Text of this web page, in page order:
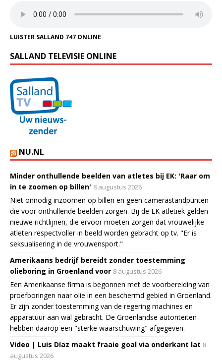
LUISTER SALLAND 747 ONLINE
SALLAND TELEVISIE ONLINE
NU.NL
Minder onthullende beelden van atletes bij EK: 'Raar om
in te zoomen op billen' 8 augustus 2026
Niet onnodig inzoomen op billen en geen camerastandpunten
die voor onthullende beelden zorgen. Bij de EK atletiek gelden
nieuwe richtlijnen, die ervoor moeten zorgen dat vrouwelijke
atleten respectvoller in beeld worden gebracht op tv. "Er is
seksualisering in de vrouwensport."
Amerikaans bedrijf bereidt zonder toestemming
olieboring in Groenland voor 8 augustus 2026
Een Amerikaanse firma is begonnen met de voorbereiding van
proefboringen naar olie in een beschermd gebied in Groenland.
Er zijn zonder toestemming van de regering machines en
apparatuur aan wal gebracht. De Groenlandse autoriteiten
hebben daarop een "sterke waarschuwing" afgegeven.
Video | Luis Díaz maakt fraaie goal via onderkant lat 8
augustus 2026